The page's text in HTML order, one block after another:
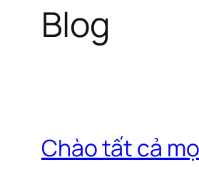
Blog
Chào tất cả